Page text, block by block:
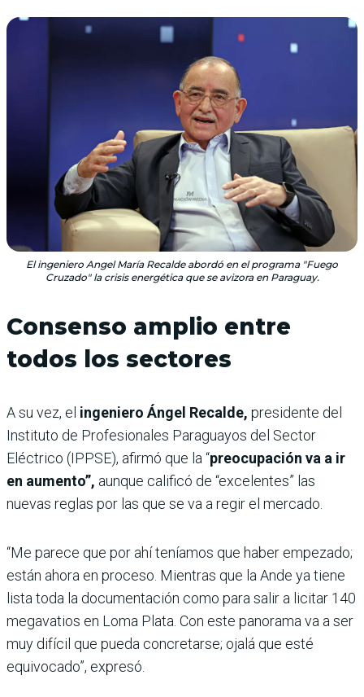
El ingeniero Angel María Recalde abordó en el programa "Fuego
Cruzado" la crisis energética que se avizora en Paraguay.
Consenso amplio entre
todos los sectores
A su vez, el ingeniero Ángel Recalde, presidente del
Instituto de Profesionales Paraguayos del Sector
Eléctrico (IPPSE), afirmó que la “preocupación va a ir
en aumento”, aunque calificó de “excelentes” las
nuevas reglas por las que se va a regir el mercado.
“Me parece que por ahí teníamos que haber empezado;
están ahora en proceso. Mientras que la Ande ya tiene
lista toda la documentación como para salir a licitar 140
megavatios en Loma Plata. Con este panorama va a ser
muy difícil que pueda concretarse; ojalá que esté
equivocado”, expresó.